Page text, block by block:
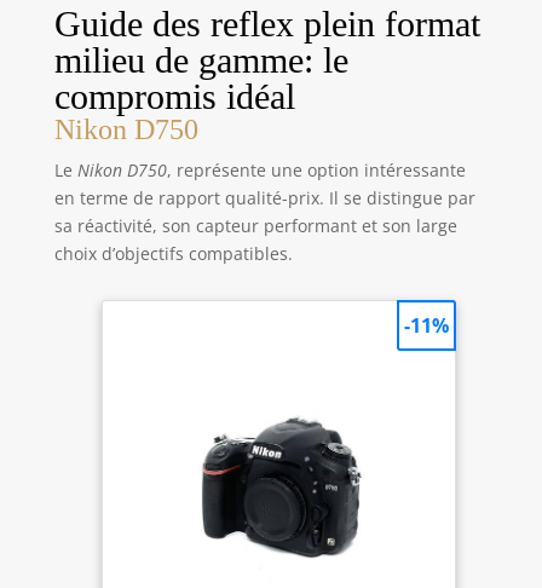
Guide des reflex plein format
milieu de gamme: le
compromis idéal
Nikon D750
Le Nikon D750, représente une option intéressante
en terme de rapport qualité-prix. Il se distingue par
sa réactivité, son capteur performant et son large
choix d’objectifs compatibles.
-11%